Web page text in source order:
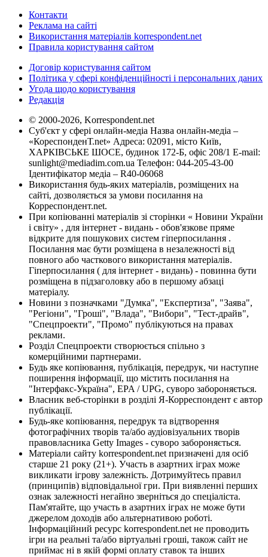
Контакти
Реклама на сайті
Використання матеріалів korrespondent.net
Правила користування сайтом
Договір користування сайтом
Політика у сфері конфіденційності і персональних даних
Угода щодо користування
Редакція
© 2000-2026, Korrespondent.net
Суб'єкт у сфері онлайн-медіа Назва онлайн-медіа –
«КореспонденТ.net» Адреса: 02091, місто Київ,
ХАРКІВСЬКЕ ШОСЕ, будинок 172-Б, офіс 208/1 E-mail:
sunlight@mediadim.com.ua Телефон: 044-205-43-00
Ідентифікатор медіа – R40-06068
Використання будь-яких матеріалів, розміщених на
сайті, дозволяється за умови посилання на
Корреспондент.net.
При копіюванні матеріалів зі сторінки « Новини України
і світу» , для інтернет - видань - обов'язкове пряме
відкрите для пошукових систем гіперпосилання .
Посилання має бути розміщена в незалежності від
повного або часткового використання матеріалів.
Гіперпосилання ( для інтернет - видань) - повинна бути
розміщена в підзаголовку або в першому абзаці
матеріалу.
Новини з позначками "Думка", "Експертиза", "Заява",
"Регіони", "Гроші", "Влада", "Вибори", "Тест-драйв",
"Спецпроекти", "Промо" публікуються на правах
реклами.
Розділ Спецпроекти створюється спільно з
комерційними партнерами.
Будь яке копіювання, публікація, передрук, чи наступне
поширення інформації, що містить посилання на
"Інтерфакс-Україна", EPA / UPG, суворо забороняється.
Власник веб-сторінки в розділі Я-Корреспондент є автор
публікації.
Будь-яке копіювання, передрук та відтворення
фотографічних творів та/або аудіовізуальних творів
правовласника Getty Images - суворо забороняється.
Матеріали сайту korrespondent.net призначені для осіб
старше 21 року (21+). Участь в азартних іграх може
викликати ігрову залежність. Дотримуйтесь правил
(принципів) відповідальної гри. При виявленні перших
ознак залежності негайно зверніться до спеціаліста.
Пам'ятайте, що участь в азартних іграх не може бути
джерелом доходів або альтернативою роботі.
Інформаційний ресурс korrespondent.net не проводить
ігри на реальні та/або віртуальні гроші, також сайт не
приймає ні в якій формі оплату ставок та інших